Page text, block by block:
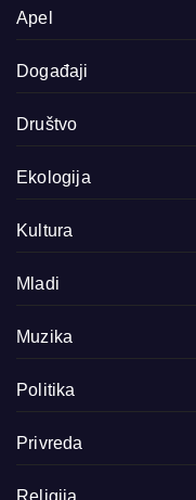
Apel
Događaji
Društvo
Ekologija
Kultura
Mladi
Muzika
Politika
Privreda